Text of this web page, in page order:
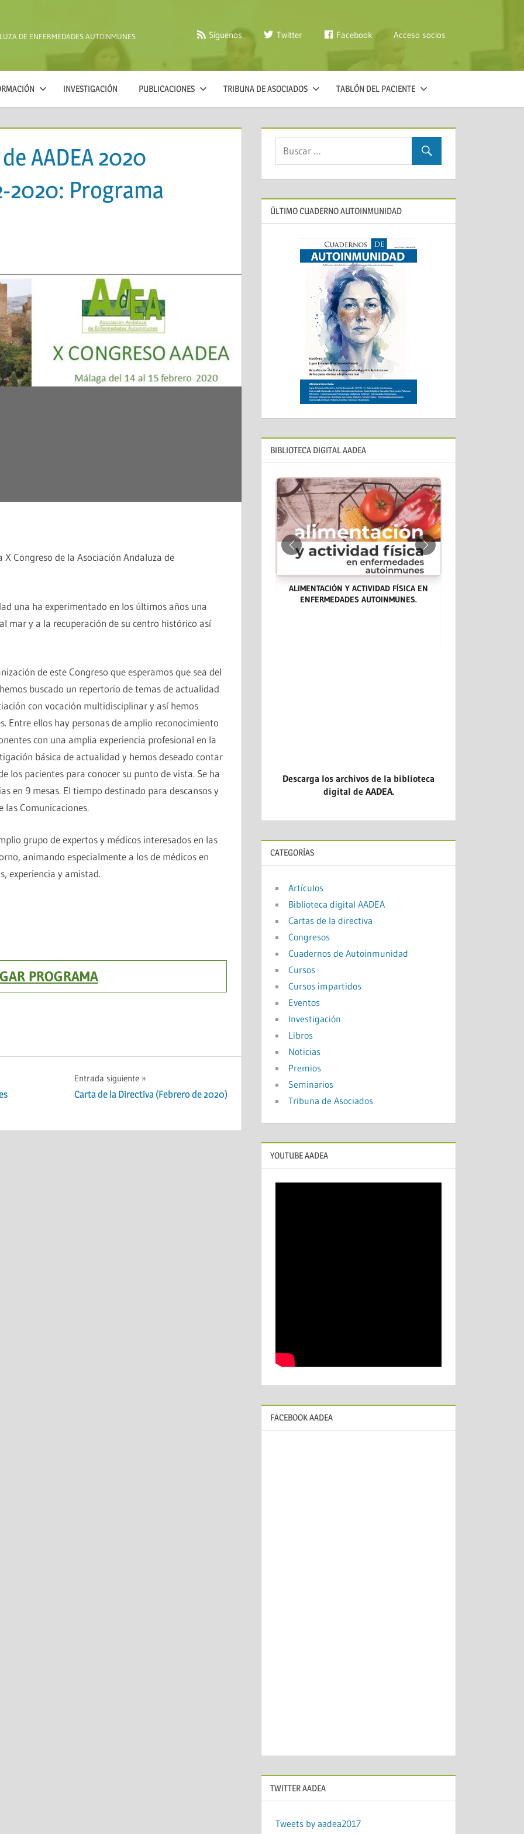
DE ENFERMEDADES AUTOINMUNES Síguenos Twitter Facebook Acceso socios
INVESTIGACIÓN PUBLICACIONES TRIBUNA DE ASOCIADOS TABLÓN DEL PACIENTE
AADEA 2020
2020: Programa
Congreso de la Asociación Andaluza de
una ha experimentado en los últimos años una
mar y a la recuperación de su centro histórico así
de este Congreso que esperamos que sea del
buscado un repertorio de temas de actualidad
con vocación multidisciplinar y así hemos
Entre ellos hay personas de amplio reconocimiento
con una amplia experiencia profesional en la
básica de actualidad y hemos deseado contar
los pacientes para conocer su punto de vista. Se ha
en 9 mesas. El tiempo destinado para descansos y
las Comunicaciones.
grupo de expertos y médicos interesados en las
animando especialmente a los de médicos en
experiencia y amistad.
PROGRAMA
Entrada siguiente
Carta de la Directiva (Febrero de 2020)
ÚLTIMO CUADERNO AUTOINMUNIDAD
BIBLIOTECA DIGITAL AADEA
ALIMENTACIÓN Y ACTIVIDAD FÍSICA EN
ENFERMEDADES AUTOINMUNES.
Descarga los archivos de la biblioteca
digital de AADEA.
CATEGORÍAS
Artículos
Biblioteca digital AADEA
Cartas de la directiva
Congresos
Cuadernos de Autoinmunidad
Cursos
Cursos impartidos
Eventos
Investigación
Libros
Noticias
Premios
Seminarios
Tribuna de Asociados
YOUTUBE AADEA
FACEBOOK AADEA
TWITTER AADEA
Tweets by aadea2017